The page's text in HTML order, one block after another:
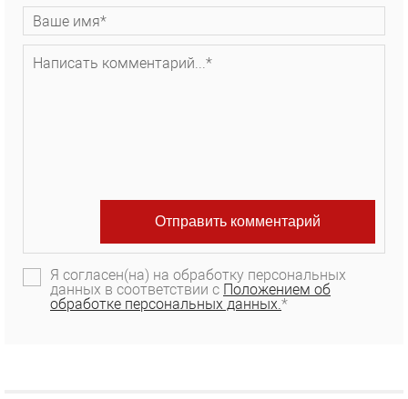
Я согласен(на) на обработку персональных
данных в соответствии с Положением об
обработке персональных данных.*